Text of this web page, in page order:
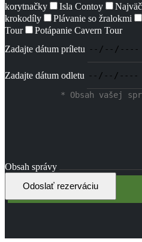
korytnačky
Isla Contoy
krokodíly
Plávanie so žralokmi
Tour
Potápanie Cavern Tour
Zadajte dátum príletu
Zadajte dátum odletu
Obsah správy